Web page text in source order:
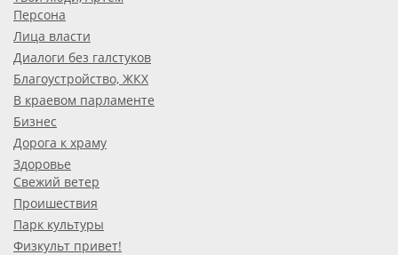
Персона
Лица власти
Диалоги без галстуков
Благоустройство, ЖКХ
В краевом парламенте
Бизнес
Дорога к храму
Здоровье
Свежий ветер
Проишествия
Парк культуры
Физкульт привет!